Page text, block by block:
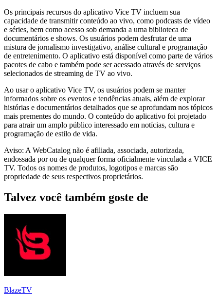
Os principais recursos do aplicativo Vice TV incluem sua
capacidade de transmitir conteúdo ao vivo, como podcasts de vídeo
e séries, bem como acesso sob demanda a uma biblioteca de
documentários e shows. Os usuários podem desfrutar de uma
mistura de jornalismo investigativo, análise cultural e programação
de entretenimento. O aplicativo está disponível como parte de vários
pacotes de cabo e também pode ser acessado através de serviços
selecionados de streaming de TV ao vivo.
Ao usar o aplicativo Vice TV, os usuários podem se manter
informados sobre os eventos e tendências atuais, além de explorar
histórias e documentários detalhados que se aprofundam nos tópicos
mais prementes do mundo. O conteúdo do aplicativo foi projetado
para atrair um amplo público interessado em notícias, cultura e
programação de estilo de vida.
Aviso: A WebCatalog não é afiliada, associada, autorizada,
endossada por ou de qualquer forma oficialmente vinculada a VICE
TV. Todos os nomes de produtos, logotipos e marcas são
propriedade de seus respectivos proprietários.
Talvez você também goste de
BlazeTV